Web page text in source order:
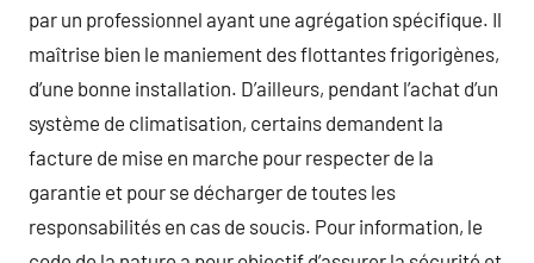
par un professionnel ayant une agrégation spécifique. Il
maîtrise bien le maniement des flottantes frigorigènes,
d’une bonne installation. D’ailleurs, pendant l’achat d’un
système de climatisation, certains demandent la
facture de mise en marche pour respecter de la
garantie et pour se décharger de toutes les
responsabilités en cas de soucis. Pour information, le